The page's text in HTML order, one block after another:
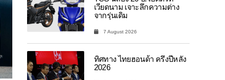
เวียดนาม เจาะลึกความต่าง
จากรุ่นเดิม
7 August 2026
ทิศทาง ไทยฮอนด้า ครึ่งปีหลัง
2026